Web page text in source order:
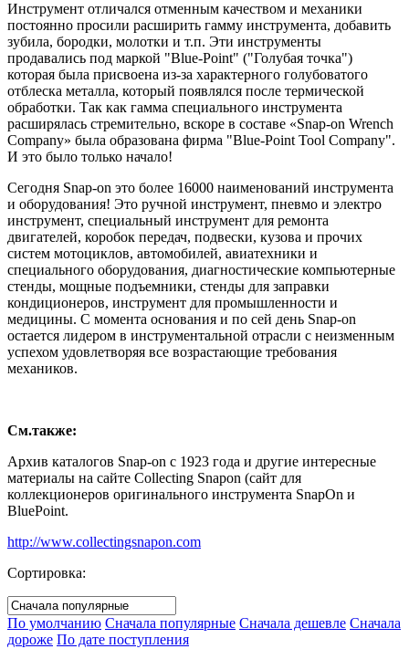
Инструмент отличался отменным качеством и механики
постоянно просили расширить гамму инструмента, добавить
зубила, бородки, молотки и т.п. Эти инструменты
продавались под маркой "Blue-Point" ("Голубая точка")
которая была присвоена из-за характерного голубоватого
отблеска металла, который появлялся после термической
обработки. Так как гамма специального инструмента
расширялась стремительно, вскоре в составе «Snap-on Wrench
Company» была образована фирма "Blue-Point Tool Company".
И это было только начало!
Сегодня Snap-on это более 16000 наименований инструмента
и оборудования! Это ручной инструмент, пневмо и электро
инструмент, специальный инструмент для ремонта
двигателей, коробок передач, подвески, кузова и прочих
систем мотоциклов, автомобилей, авиатехники и
специального оборудования, диагностические компьютерные
стенды, мощные подъемники, стенды для заправки
кондиционеров, инструмент для промышленности и
медицины. С момента основания и по сей день Snap-on
остается лидером в инструментальной отрасли с неизменным
успехом удовлетворяя все возрастающие требования
механиков.
См.также:
Архив каталогов Snap-on с 1923 года и другие интересные
материалы на сайте Collecting Snapon (сайт для
коллекционеров оригинального инструмента SnapOn и
BluePoint.
http://www.collectingsnapon.com
Сортировка:
По умолчанию Сначала популярные Сначала дешевле Сначала
дороже По дате поступления